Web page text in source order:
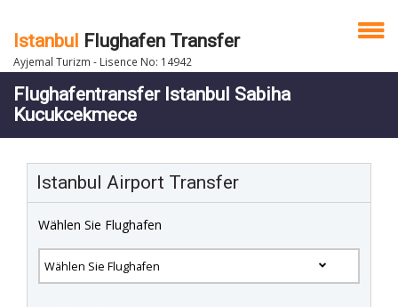
Istanbul Flughafen Transfer
Ayjemal Turizm - Lisence No: 14942
Flughafentransfer Istanbul Sabiha
Kucukcekmece
Istanbul Airport Transfer
Wählen Sie Flughafen